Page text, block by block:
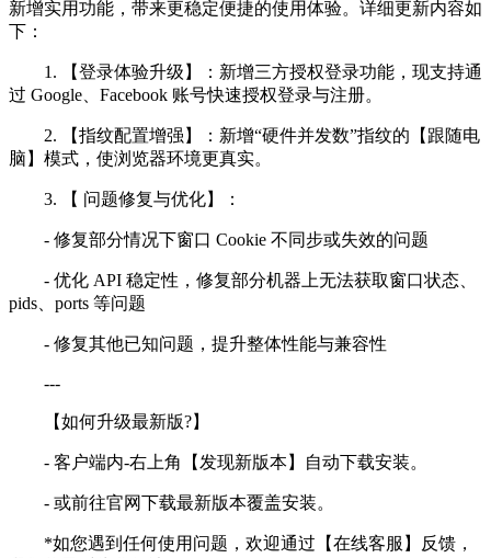
新增实用功能，带来更稳定便捷的使用体验。详细更新内容如
下：
1. 【登录体验升级】：新增三方授权登录功能，现支持通
过 Google、Facebook 账号快速授权登录与注册。
2. 【指纹配置增强】：新增“硬件并发数”指纹的【跟随电
脑】模式，使浏览器环境更真实。
3. 【 问题修复与优化】：
- 修复部分情况下窗口 Cookie 不同步或失效的问题
- 优化 API 稳定性，修复部分机器上无法获取窗口状态、
pids、ports 等问题
- 修复其他已知问题，提升整体性能与兼容性
---
【如何升级最新版?】
- 客户端内-右上角【发现新版本】自动下载安装。
- 或前往官网下载最新版本覆盖安装。
*如您遇到任何使用问题，欢迎通过【在线客服】反馈，